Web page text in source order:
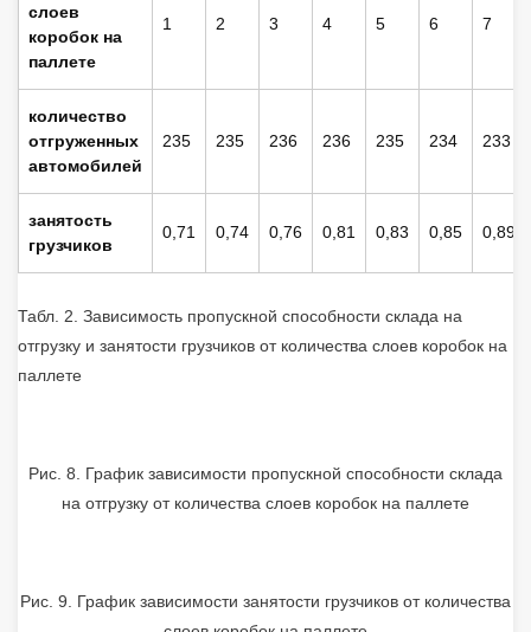
слоев
коробок на
паллете
1 2 3 4 5 6 7
количество
отгруженных
автомобилей
235 235 236 236 235 234 233
занятость
грузчиков
0,71 0,74 0,76 0,81 0,83 0,85 0,89
Табл. 2. Зависимость пропускной способности склада на
отгрузку и занятости грузчиков от количества слоев коробок на
паллете
Рис. 8. График зависимости пропускной способности склада
на отгрузку от количества слоев коробок на паллете
Рис. 9. График зависимости занятости грузчиков от количества